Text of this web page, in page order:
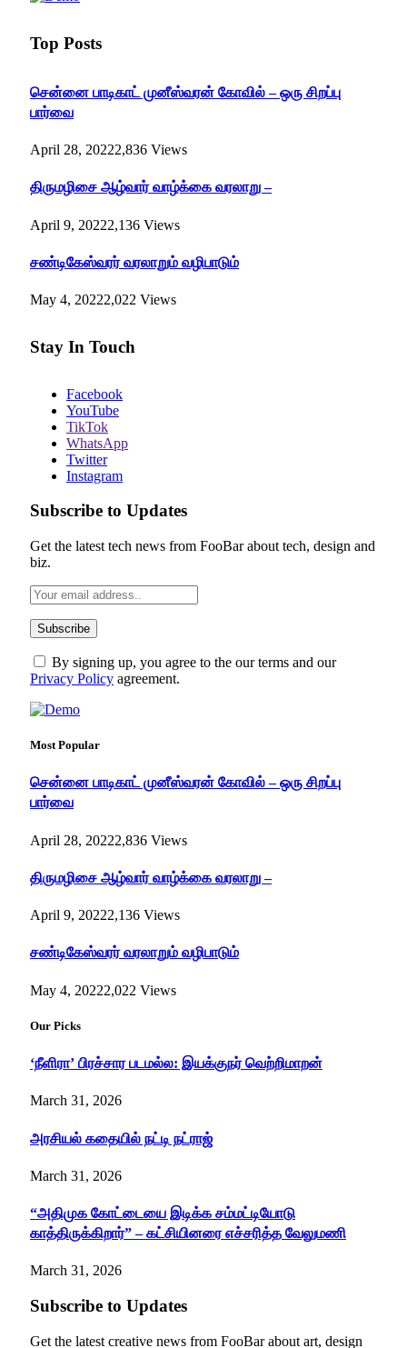
Top Posts
சென்னை பாடிகாட் முனீஸ்வரன் கோவில் – ஒரு சிறப்பு
பார்வை
April 28, 20222,836 Views
திருமழிசை ஆழ்வார் வாழ்க்கை வரலாறு –
April 9, 20222,136 Views
சண்டிகேஸ்வரர் வரலாறும் வழிபாடும்
May 4, 20222,022 Views
Stay In Touch
Facebook
YouTube
TikTok
WhatsApp
Twitter
Instagram
Subscribe to Updates
Get the latest tech news from FooBar about tech, design and
biz.
By signing up, you agree to the our terms and our
Privacy Policy agreement.
Most Popular
சென்னை பாடிகாட் முனீஸ்வரன் கோவில் – ஒரு சிறப்பு
பார்வை
April 28, 20222,836 Views
திருமழிசை ஆழ்வார் வாழ்க்கை வரலாறு –
April 9, 20222,136 Views
சண்டிகேஸ்வரர் வரலாறும் வழிபாடும்
May 4, 20222,022 Views
Our Picks
‘நீளிரா’ பிரச்சார படமல்ல: இயக்குநர் வெற்றிமாறன்
March 31, 2026
அரசியல் கதையில் நட்டி நட்ராஜ்
March 31, 2026
“அதிமுக கோட்டையை இடிக்க சம்மட்டியோடு
காத்திருக்கிறார்” – கட்சியினரை எச்சரித்த வேலுமணி
March 31, 2026
Subscribe to Updates
Get the latest creative news from FooBar about art, design